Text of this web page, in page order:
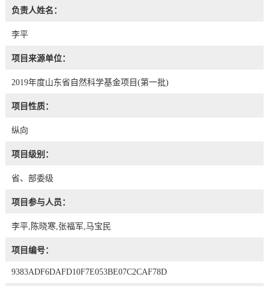
负责人姓名：
李平
项目来源单位：
2019年度山东省自然科学基金项目(第一批)
项目性质：
纵向
项目级别：
省、部委级
项目参与人员：
李平,陈晓寒,张福军,马宝民
项目编号：
9383ADF6DAFD10F7E053BE07C2CAF78D